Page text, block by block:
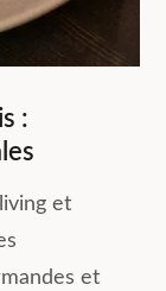
:
et
et